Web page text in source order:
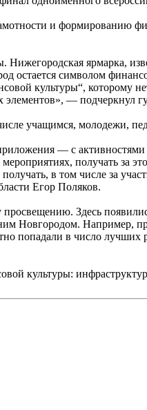
и формированию
ярмарка,
символом
культуры“,
— подчеркнул
учащимся, молодежи,
— с
получать
в том числе за
Егор Поляков.
Здесь
Новгородом. Например,
попадали в число
культуры: